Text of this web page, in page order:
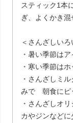
スティック1本
ぎ、よくかき混
＜さんざしいろ
・暑い季節は
・寒い季節は
・さんざしミ
みで 朝食にピ
・さんざしオ
カやジンなどに